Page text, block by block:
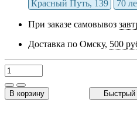
Красный Путь, 139
70
При заказе самовывоз
Доставка по Омску, 500
В корзину Быстрый